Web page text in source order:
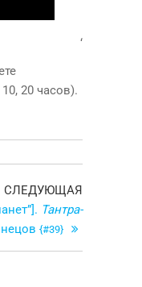
‘
20 часов).
Следующая
запись
СЛЕДУЮЩАЯ
Тантра-
{#39}